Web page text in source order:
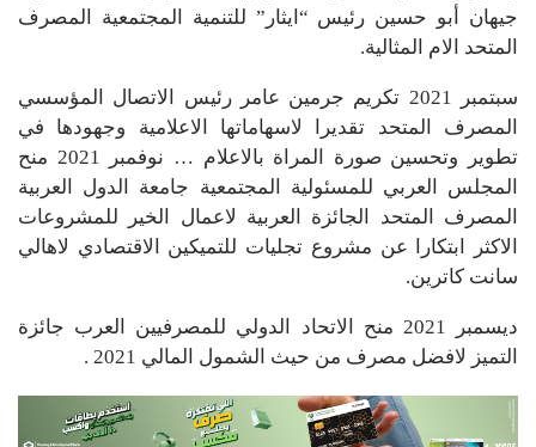
جيهان أبو حسين رئيس “ايثار” للتنمية المجتمعية المصرف
المتحد الام المثالية.
سبتمبر 2021 تكريم جرمين عامر رئيس الاتصال المؤسسي
المصرف المتحد تقديرا لاسهاماتها الاعلامية وجهودها في
تطوير وتحسين صورة المراة بالاعلام … نوفمبر 2021 منح
المجلس العربي للمسئولية المجتمعية جامعة الدول العربية
المصرف المتحد الجائزة العربية لاعمال الخير للمشروعات
الاكثر ابتكارا عن مشروع تجليات للتميكين الاقتصادي لاهالي
سانت كاترين.
ديسمبر 2021 منح الاتحاد الدولي للمصرفيين العرب جائزة
التميز لافضل مصرف من حيث الشمول المالي 2021 .